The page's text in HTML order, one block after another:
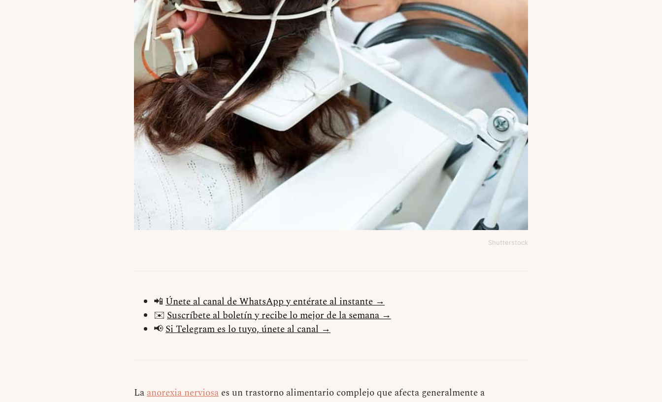
Shutterstock
📲 Únete al canal de WhatsApp y entérate al instante →
✉️ Suscríbete al boletín y recibe lo mejor de la semana →
📢Si Telegram es lo tuyo, únete al canal →
Laanorexia nerviosa es un trastorno alimentario complejo que afecta generalmente a